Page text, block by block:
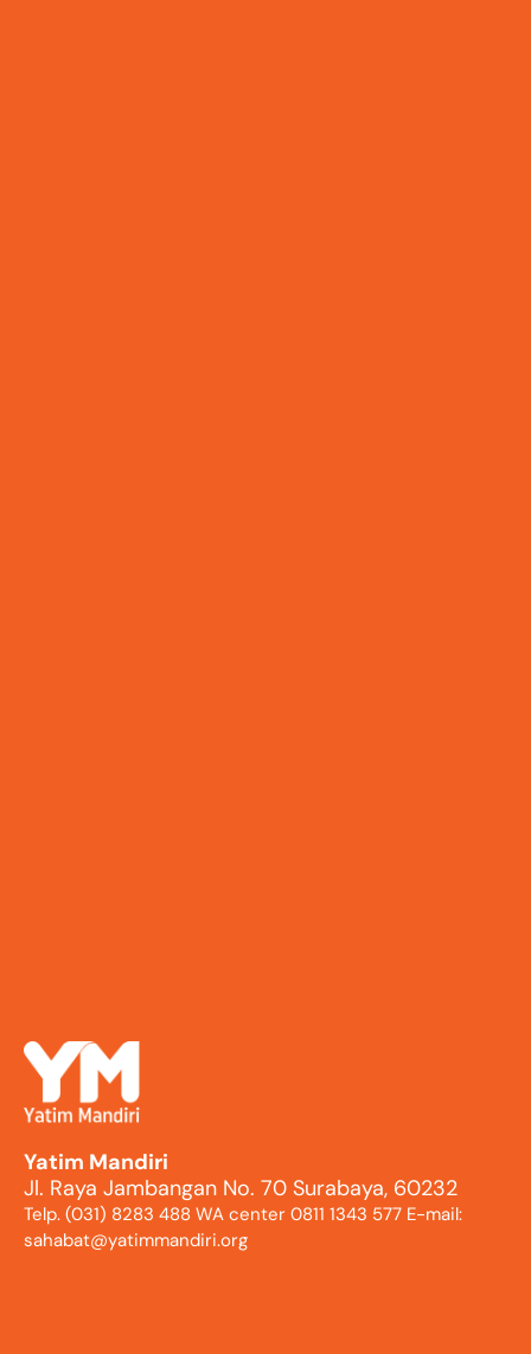
Yatim Mandiri
Jl. Raya Jambangan No. 70 Surabaya, 60232
Telp. (031) 8283 488 WA center 0811 1343 577 E-mail:
sahabat@yatimmandiri.org